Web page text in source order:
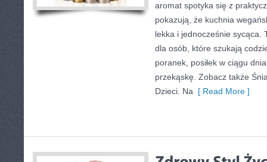
aromat spotyka się z
pokazują, że kuchnia
lekka i jednocześnie sycąca.
dla osób, które szukają
poranek, posiłek w ciągu
przekąskę. Zobacz także
Dzieci. Na [ Read More ]